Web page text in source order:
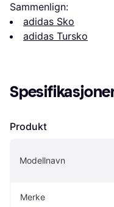
Sammenlign:
adidas Sko
adidas Tursko
Produkt
Modellnavn
Merke